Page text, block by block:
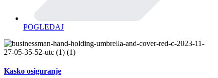
POGLEDAJ
Kasko osiguranje